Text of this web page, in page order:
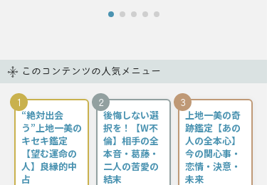
このコンテンツの人気メニュー
1
“絶対出会
う”上地一美の
キセキ鑑定
【望む運命の
人】良縁的中
占
2
後悔しない選
択を！【W不
倫】相手の全
本音・葛藤・
二人の苦愛の
結末
3
上地一美の奇
跡鑑定【あの
人の全本心】
今の関心事・
恋情・決意・
未来